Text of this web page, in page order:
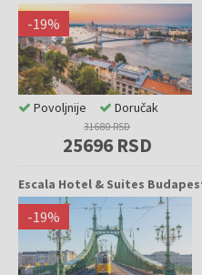
-19%
31680 RSD
25696 RSD
Povoljnije Doručak
Escala Hotel & Suites
-19%